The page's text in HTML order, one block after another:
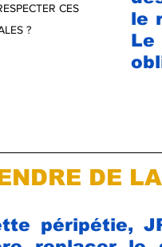
CES
?
le
DE
péripétie,